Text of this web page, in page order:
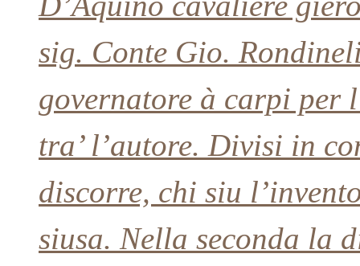
sig. Conte Gio.
governatore à carpi per
tra’ l’autore. Divisi in
discorre, chi siu
siusa. Nella seconda la